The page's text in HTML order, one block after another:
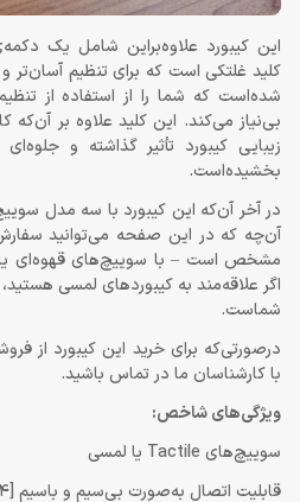
کلید غلتکی است که برای تنظیم آسان‌تر
شده‌است که شما را از استفاده از
بی‌نیاز می‌کند. این کلید علاوه بر
زیبایی کیبورد تأثیر گذاشته و
بخشیده‌است.
در آخر آن‌که این کیبورد با سه مدل
آن‌چه که در این صفحه می‌توانید
اگر علاقه‌مند به کیبوردهای لمسی
شماست.
درصورتی‌که برای خرید این کیبورد از
با کارشناسان ما در تماس باشید.
ویژگی‌های شاخص:
سوییچ‌های Tactile یا لمسی
قابلیت اتصال به‌صورت بی‌سیم و باسیم [2.4 گیگاهرتزی، بلوتوثی و کابلی]